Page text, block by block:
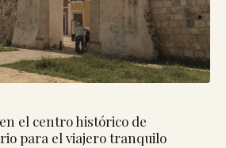
el centro histórico de
para el viajero tranquilo